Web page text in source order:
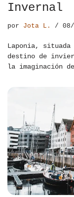
Invernal
por Jota L.
Laponia,
destino de
la imaginación